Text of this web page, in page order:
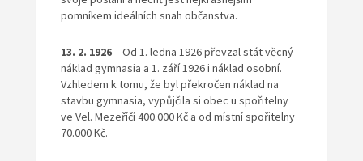
pomníkem ideálních snah občanstva.
13. 2. 1926– Od 1. ledna 1926 převzal stát věcný
náklad gymnasia a 1. září 1926 i náklad osobní.
Vzhledem k tomu, že byl překročen náklad na
stavbu gymnasia, vypůjčila si obec u spořitelny
ve Vel. Mezeříčí 400.000 Kč a od místní spořitelny
70.000 Kč.